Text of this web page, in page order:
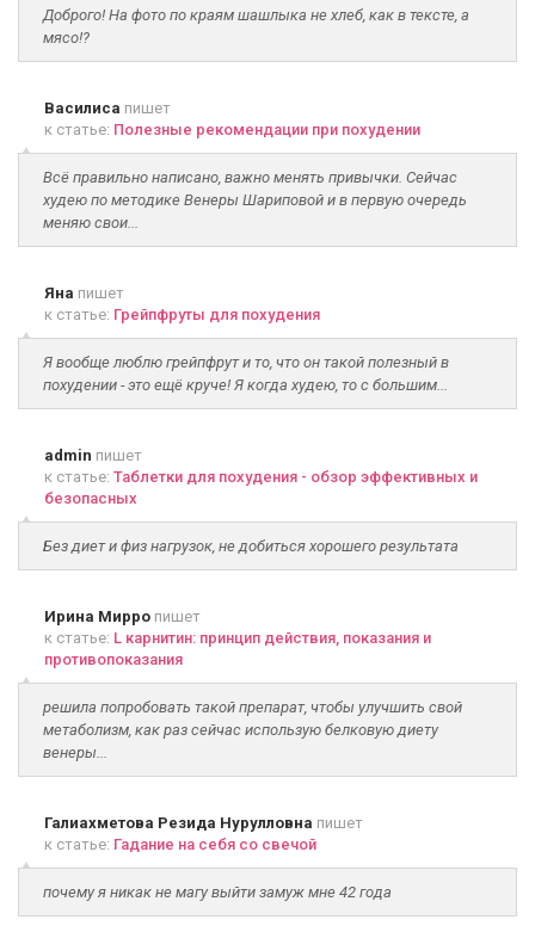
Доброго! На фото по краям шашлыка не хлеб, как в тексте, а
мясо!?
Василиса пишет
к статье: Полезные рекомендации при похудении
Всё правильно написано, важно менять привычки. Сейчас
худею по методике Венеры Шариповой и в первую очередь
меняю свои...
Яна пишет
к статье: Грейпфруты для похудения
Я вообще люблю грейпфрут и то, что он такой полезный в
похудении - это ещё круче! Я когда худею, то с большим...
admin пишет
к статье: Таблетки для похудения - обзор эффективных и
безопасных
Без диет и физ нагрузок, не добиться хорошего результата
Ирина Мирро пишет
к статье: L карнитин: принцип действия, показания и
противопоказания
решила попробовать такой препарат, чтобы улучшить свой
метаболизм, как раз сейчас использую белковую диету
венеры...
Галиахметова Резида Нурулловна пишет
к статье: Гадание на себя со свечой
почему я никак не магу выйти замуж мне 42 года